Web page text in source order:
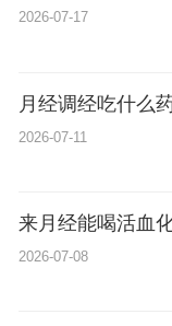
2026-07-17
月经调经吃什么
2026-07-11
来月经能喝活血
2026-07-08